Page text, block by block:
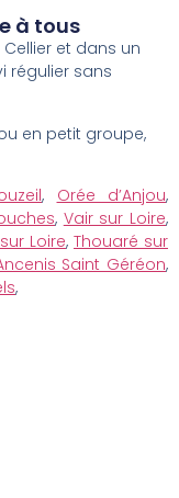
à tous
et dans un
régulier sans
en petit groupe,
, Orée d’Anjou,
, Vair sur Loire,
Loire, Thouaré sur
Saint Géréon,
,